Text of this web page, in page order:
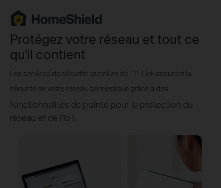
Protégez votre réseau et tout ce
qu'il contient
Les services de sécurité premium de TP-Link assurent la
sécurité de votre réseau domestique grâce à des
fonctionnalités de pointe pour la protection du
réseau et de l'IoT.